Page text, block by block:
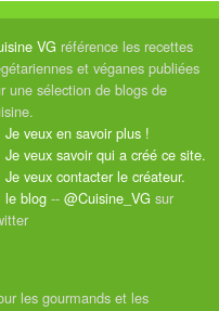
VG référence les recettes
et véganes publiées
une sélection de blogs de
Je veux en savoir plus !
Je veux savoir qui a créé ce site.
Je veux contacter le créateur.
le blog -- @Cuisine_VG sur
les gourmands et les